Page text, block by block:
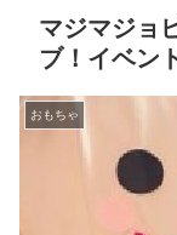
マジマジョ
ブ！イベン
おもちゃ